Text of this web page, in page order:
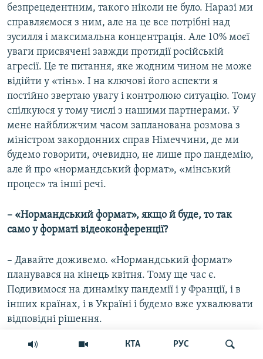
КТА РУС
безпрецедентним, такого ніколи не було. Наразі ми
справляємося з ним, але на це все потрібні над
зусилля і максимальна концентрація. Але 10% моєї
уваги присвячені завжди протидії російській
агресії. Це те питання, яке жодним чином не може
відійти у «тінь». І на ключові його аспекти я
постійно звертаю увагу і контролюю ситуацію. Тому
спілкуюся у тому числі з нашими партнерами. У
мене найближчим часом запланована розмова з
міністром закордонних справ Німеччини, де ми
будемо говорити, очевидно, не лише про пандемію,
але й про «нормандський формат», «мінський
процес» та інші речі.
– «Нормандський формат», якщо й буде, то так
само у форматі відеоконференції?
– Давайте доживемо. «Нормандський формат»
планувався на кінець квітня. Тому ще час є.
Подивимося на динаміку пандемії і у Франції, і в
інших країнах, і в Україні і будемо вже ухвалювати
відповідні рішення.
– Для Путіна пандемія пандемією, а приїзд в